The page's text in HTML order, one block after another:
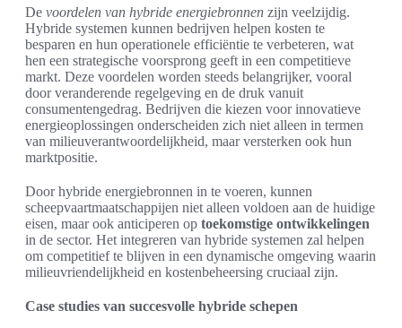
De voordelen van hybride energiebronnen zijn veelzijdig.
Hybride systemen kunnen bedrijven helpen kosten te
besparen en hun operationele efficiëntie te verbeteren, wat
hen een strategische voorsprong geeft in een competitieve
markt. Deze voordelen worden steeds belangrijker, vooral
door veranderende regelgeving en de druk vanuit
consumentengedrag. Bedrijven die kiezen voor innovatieve
energieoplossingen onderscheiden zich niet alleen in termen
van milieuverantwoordelijkheid, maar versterken ook hun
marktpositie.
Door hybride energiebronnen in te voeren, kunnen
scheepvaartmaatschappijen niet alleen voldoen aan de huidige
eisen, maar ook anticiperen op toekomstige ontwikkelingen
in de sector. Het integreren van hybride systemen zal helpen
om competitief te blijven in een dynamische omgeving waarin
milieuvriendelijkheid en kostenbeheersing cruciaal zijn.
Case studies van succesvolle hybride schepen